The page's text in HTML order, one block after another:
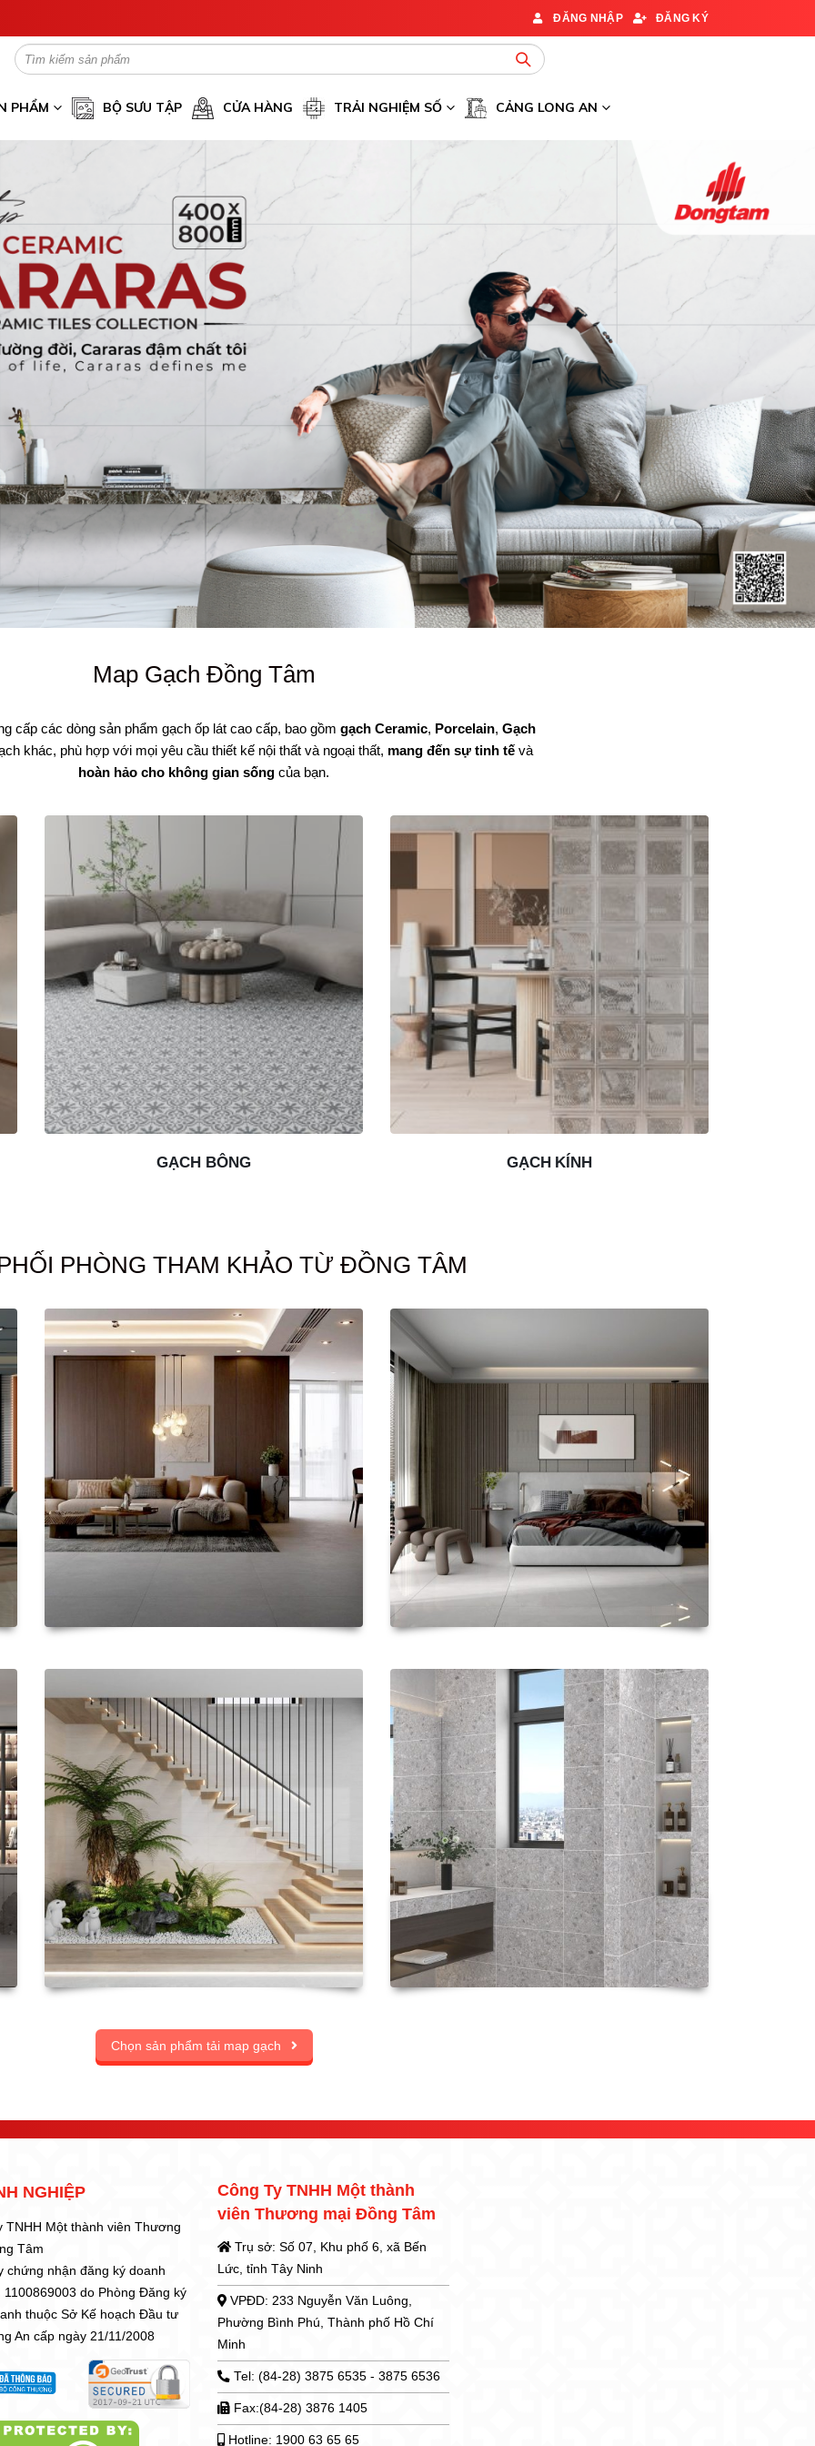
ĐĂNG NHẬP ĐĂNG KÝ
PHẨM BỘ SƯU TẬP CỬA HÀNG TRẢI NGHIỆM SỐ CẢNG LONG AN
Map Gạch Đồng Tâm
cấp các dòng sản phẩm gạch ốp lát cao cấp, bao gồm gạch Ceramic, Porcelain, Gạch
khác, phù hợp với mọi yêu cầu thiết kế nội thất và ngoại thất, mang đến sự tinh tếvà
hoàn hảo cho không gian sống của bạn.
GẠCH BÔNG GẠCH KÍNH
PHÒNG THAM KHẢO TỪ ĐỒNG TÂM
Chọn sản phẩm tải map gạch
NGHIỆP
TNHH Một thành viên Thương
Tâm
chứng nhận đăng ký doanh
1100869003 do Phòng Đăng ký
thuộc Sở Kế hoạch Đầu tư
An cấp ngày 21/11/2008
Công Ty TNHH Một thành
viên Thương mại Đồng Tâm
Trụ sở: Số 07, Khu phố 6, xã Bến
Lức, tỉnh Tây Ninh
VPĐD: 233 Nguyễn Văn Luông,
Phường Bình Phú, Thành phố Hồ Chí
Minh
Tel: (84-28) 3875 6535 - 3875 6536
Fax:(84-28) 3876 1405
Hotline: 1900 63 65 65